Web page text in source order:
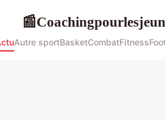
📰
Autre sportBasketCombatFitness